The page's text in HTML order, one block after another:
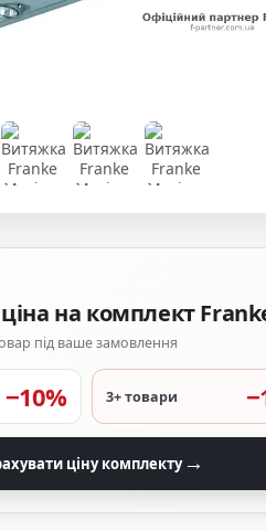
на комплект
під ваше замовлення
−10% 3+ товари
ціну комплекту→